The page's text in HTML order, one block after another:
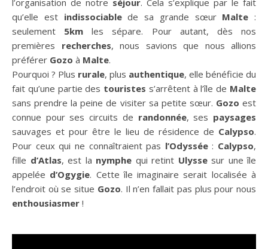
l’organisation de notre séjour. Cela s’explique par le fait
qu’elle est indissociablede sa grande sœur Malte :
seulement 5km les sépare. Pour autant, dès nos
premières recherches, nous savions que nous allions
préférer Gozo à Malte.
Pourquoi ? Plus rurale, plus authentique, elle bénéficie du
fait qu’une partie des touristes s’arrêtent à l’île de Malte
sans prendre la peine de visiter sa petite sœur. Gozo est
connue pour ses circuits de randonnée, ses paysages
sauvages et pour être le lieu de résidence de Calypso.
Pour ceux qui ne connaîtraient pas l’Odyssée: Calypso,
fille d’Atlas, est la nymphe qui retint Ulyssesur une île
appelée d’Ogygie. Cette île imaginaire serait localisée à
l’endroit où se situe Gozo. Il n’en fallait pas plus pour nous
enthousiasmer !